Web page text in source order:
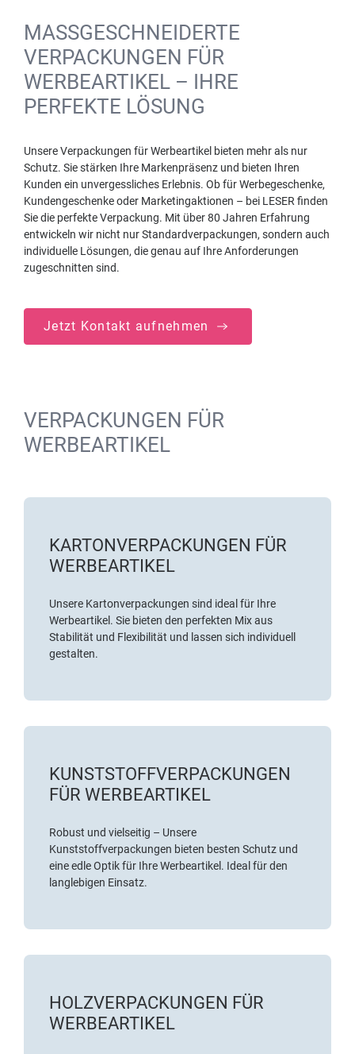
MASSGESCHNEIDERTE V
ERPACKUNGEN FÜR W
ERBEARTIKEL – IHRE P
ERFEKTE LÖSUNG
Unsere Verpackungen für Werbeartikel bieten mehr als nur
Schutz. Sie stärken Ihre Markenpräsenz und bieten Ihren
Kunden ein unvergessliches Erlebnis. Ob für Werbegeschenke,
Kundengeschenke oder Marketingaktionen – bei LESER finden
Sie die perfekte Verpackung. Mit über 80 Jahren Erfahrung
entwickeln wir nicht nur Standardverpackungen, sondern auch
individuelle Lösungen, die genau auf Ihre Anforderungen
zugeschnitten sind.
Jetzt Kontakt aufnehmen
VERPACKUNGEN FÜR
WERBEARTIKEL
KARTONVERPACKUNGEN FÜR
WERBEARTIKEL
Unsere Kartonverpackungen sind ideal für Ihre
Werbeartikel. Sie bieten den perfekten Mix aus
Stabilität und Flexibilität und lassen sich individuell
gestalten.
KUNSTSTOFFVERPACKUNGEN
FÜR WERBEARTIKEL
Robust und vielseitig – Unsere
Kunststoffverpackungen bieten besten Schutz und
eine edle Optik für Ihre Werbeartikel. Ideal für den
langlebigen Einsatz.
HOLZVERPACKUNGEN FÜR
WERBEARTIKEL